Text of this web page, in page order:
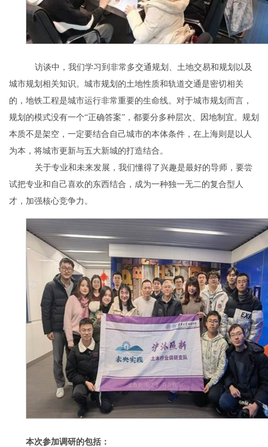
访谈中，我们学习到非常多交通规划、土地交易和规划以及
城市规划相关知识。城市规划的土地性质和轨道交通是密切相关
的，地铁工程是城市运行非常重要的生命线。对于城市规划而言，
规划的模式没有一个“正确答案”，都要分多种层次、因地制宜。规划
本质不是架空，一定要结合自己城市的本体条件，在上海则是以人
为本，将城市更新与五大新城的打造结合。
关于专业和未来发展，我们懂得了兴趣是最好的导师，要尝
试把专业和自己喜欢的东西结合，成为一种独一无二的复合型人
才，加强核心竞争力。
本次参加调研的包括：